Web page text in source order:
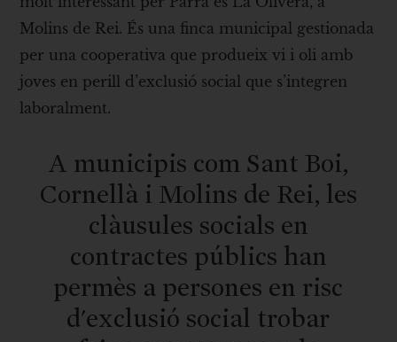
Molins de Rei. És una finca municipal gestionada
per una cooperativa que produeix vi i oli amb
joves en perill d’exclusió social que s’integren
laboralment.
A municipis com Sant Boi,
Cornellà i Molins de Rei, les
clàusules socials en
contractes públics han
permès a persones en risc
d'exclusió social trobar